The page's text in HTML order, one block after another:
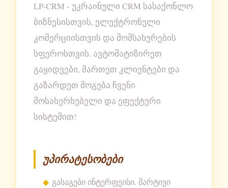
LP-CRM - უკრაინული CRM სასაქონლო
ბიზნესისთვის, ელექტრონული
კომერციისთვის და მომსახურების
სფეროსთვის. ავტომატიზირეთ
გაყიდვები, მართეთ კლიენტები და
გაზარდეთ მოგება ჩვენი
მოსახერხებელი და ეფექტური
სისტემით!
უპირატესობები
გასაგები ინტერფეისი. მარტივი